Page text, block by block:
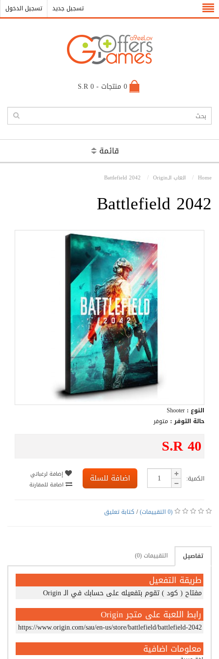
تسجيل الدخول تسجيل جديد
0 منتجات - S.R 0
قائمة
Home العاب الـOrigin Battlefield 2042
Battlefield 2042
النوع :
حالة التوفر : متوفر
S.R 40
الكمية: اضافة للسلة
إضافة لرغباتي
اضافة للمقارنة
(0 التقييمات) / كتابة تعليق
تفاصيل التقييمات (0)
طريقة التفعيل
مفتاح ( كود ) تقوم بتفعيله على حسابك في الـ Origin
رابط اللعبة على متجر Origin
https://www.origin.com/sau/en-us/store/battlefield/battlefield-2042
معلومات اضافية